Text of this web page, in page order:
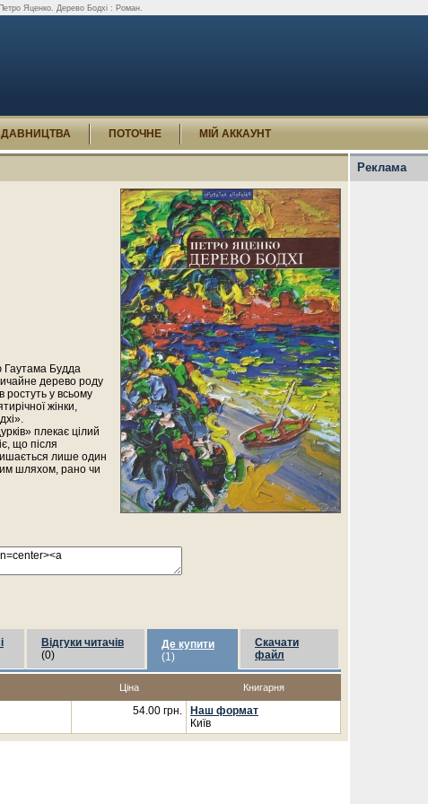
Яценко. Дерево Бодхі : Роман.
ПОТОЧНЕ МІЙ АККАУНТ
Гаутама Будда
дерево роду
ростуть у всьому
жінки,
плекає цілий
що після
лише один
шляхом, рано чи
Відгуки читачів
(0)
Де купити
(1)
Скачати
файл
Ціна Книгарня
54.00 грн.
Наш формат
Київ
Реклама